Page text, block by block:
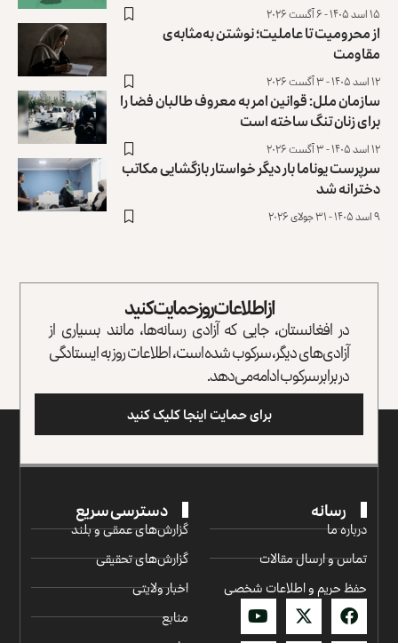
۱۵ اسد ۱۴۰۵ - ۶ آگست ۲۰۲۶
از محرومیت تا عاملیت؛ نوشتن به‌مثابه‌ی
مقاومت
۱۲ اسد ۱۴۰۵ - ۳ آگست ۲۰۲۶
سازمان ملل: قوانین امر به معروف طالبان فضا را
برای زنان تنگ ساخته است
۱۲ اسد ۱۴۰۵ - ۳ آگست ۲۰۲۶
سرپرست یوناما بار دیگر خواستار بازگشایی مکاتب
دخترانه شد
۹ اسد ۱۴۰۵ - ۳۱ جولای ۲۰۲۶
از اطلاعات روز حمایت کنید
در افغانستان، جایی که آزادی رسانه‌ها، مانند بسیاری از
آزادی‌های دیگر، سرکوب شده است، اطلاعات روز به ایستادگی
در برابر سرکوب ادامه می‌دهد.
برای حمایت اینجا کلیک کنید
رسانه
درباره ما
تماس و ارسال مقالات
حفظ حریم و اطلاعات شخصی
دسترسی سریع
گزارش‌‌های عمقی و بلند
گزارش‌های تحقیقی
اخبار ولایتی
منابع